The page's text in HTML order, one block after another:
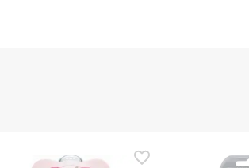
mas estamos a trabalhar nisso.
também podes devolver o produto